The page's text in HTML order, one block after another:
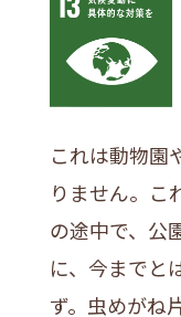
これは動物園
りません。こ
の途中で、公
に、今までと
ず。虫めがね